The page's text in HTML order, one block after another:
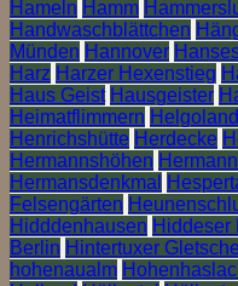
Hameln Hamm
Handwaschblättchen
Münden Hannover
Harz Harzer Hexenstieg
Haus Geist Hausgeister
Heimatflimmern Helgoland
Henrichshütte Herdecke
Hermannshöhen
Hermansdenkmal
Felsengärten
Hidddenhausen Hiddeser
Berlin Hintertuxer
hohenaualm